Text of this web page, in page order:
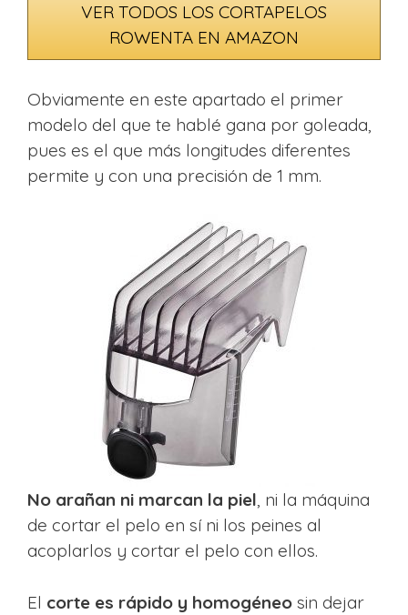
VER TODOS LOS CORTAPELOS
ROWENTA EN AMAZON
Obviamente en este apartado el primer
modelo del que te hablé gana por goleada,
pues es el que más longitudes diferentes
permite y con una precisión de 1 mm.
No arañan ni marcan la piel, ni la máquina
de cortar el pelo en sí ni los peines al
acoplarlos y cortar el pelo con ellos.
El corte es rápido y homogéneo sin dejar